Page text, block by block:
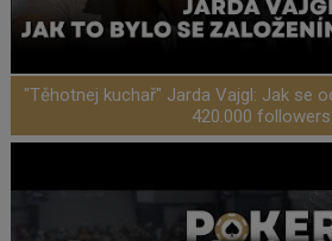
"Těhotnej kuchař" Jarda Vajgl: Jak se
420.000